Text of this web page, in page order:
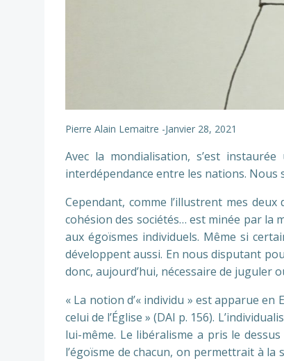
Pierre Alain Lemaitre -Janvier 28, 2021
Avec la mondialisation, s’est
interdépendance entre les nations.
Cependant, comme l’illustrent mes
cohésion des sociétés… est minée par la
aux égoïsmes individuels. Même si
développent aussi. En nous disputant
donc, aujourd’hui, nécessaire de juguler
« La notion d’« individu » est apparue
celui de l’Église » (DAI p. 156).
lui-même. Le libéralisme a pris le
l’égoïsme de chacun, on permettrait à